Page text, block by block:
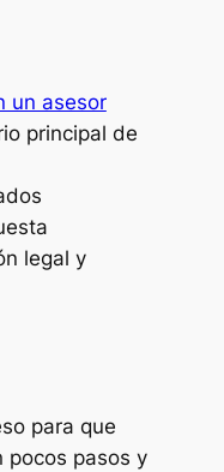
un asesor
principal de
legal y
para que
pocos pasos y